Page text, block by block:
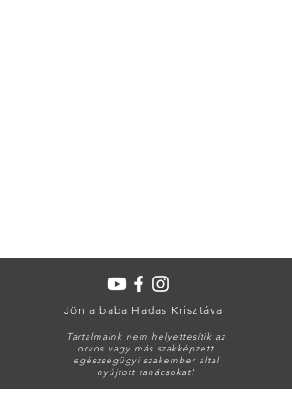
Jön a baba Hadas Krisztával
Tartalmaink nem helyettesítik az
orvos vagy más szakképzett
egészségügyi szakember által
nyújtott tanácsokat!